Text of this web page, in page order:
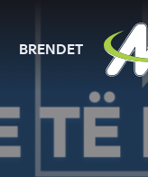
BRENDET